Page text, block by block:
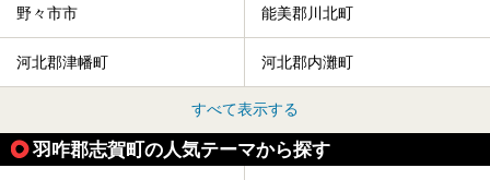
野々市市 能美郡川北町
河北郡津幡町 河北郡内灘町
すべて表示する
羽咋郡志賀町の人気テーマから探す